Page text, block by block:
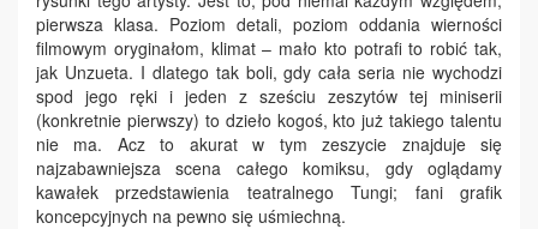
pierwsza klasa. Poziom detali, poziom oddania wierności
filmowym oryginałom, klimat – mało kto potrafi to robić tak,
jak Unzueta. I dlatego tak boli, gdy cała seria nie wychodzi
spod jego ręki i jeden z sześciu zeszytów tej miniserii
(konkretnie pierwszy) to dzieło kogoś, kto już takiego talentu
nie ma. Acz to akurat w tym zeszycie znajduje się
najzabawniejsza scena całego komiksu, gdy oglądamy
kawałek przedstawienia teatralnego Tungi; fani grafik
koncepcyjnych na pewno się uśmiechną.